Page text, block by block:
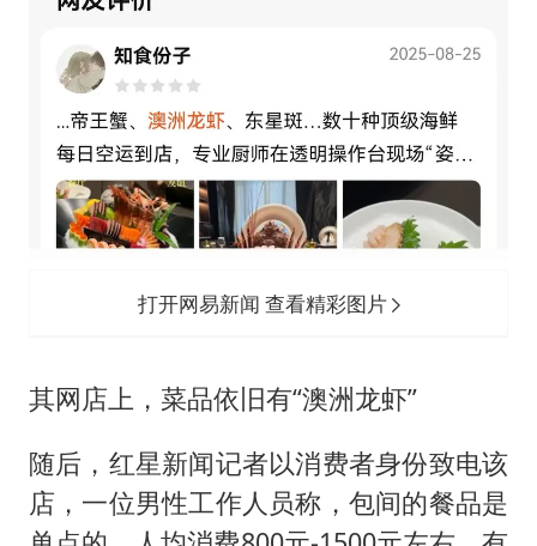
打开网易新闻 查看精彩图片
其网店上，菜品依旧有“澳洲龙虾”
随后，红星新闻记者以消费者身份致电该
店，一位男性工作人员称，包间的餐品是